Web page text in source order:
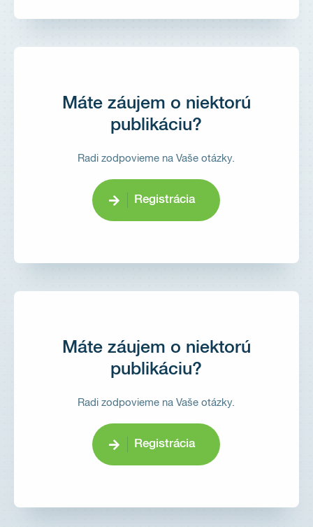
Máte záujem o niektorú
publikáciu?
Radi zodpovieme na Vaše otázky.
Registrácia
Máte záujem o niektorú
publikáciu?
Radi zodpovieme na Vaše otázky.
Registrácia